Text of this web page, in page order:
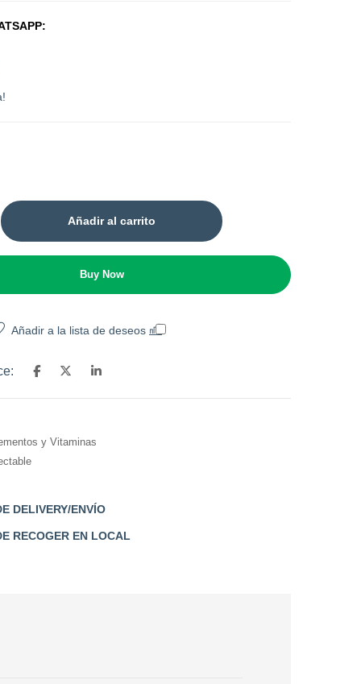
Añadir al carrito
Buy Now
Añadir a la lista de deseos
y Vitaminas
DELIVERY/ENVÍO
RECOGER EN LOCAL